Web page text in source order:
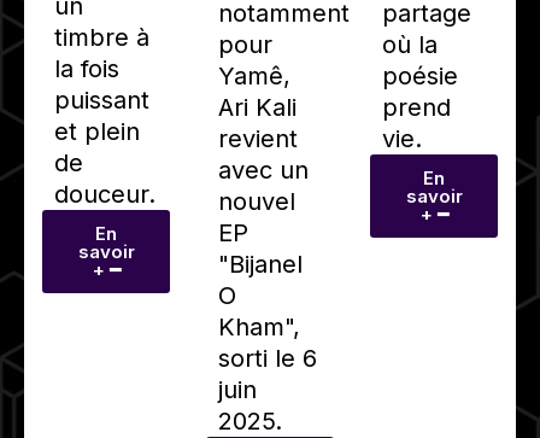
un
timbre à
la fois
puissant
et plein
de
douceur.
En
savoir
+ ━
notamment
pour
Yamê,
Ari Kali
revient
avec un
nouvel
EP
"Bijanel
O
Kham",
sorti le 6
juin
2025.
partage
où la
poésie
prend
vie.
En
savoir
+ ━